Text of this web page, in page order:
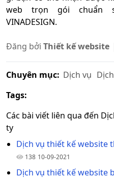
web trọn gói chuẩn
VINADESIGN.
Đăng bởi Thiết kế website
Chuyên mục: Dịch vụ
Tags:
Các bài viết liên qua đến
ty
Dịch vụ thiết kế website
138 10-09-2021
Dịch vụ thiết kế website